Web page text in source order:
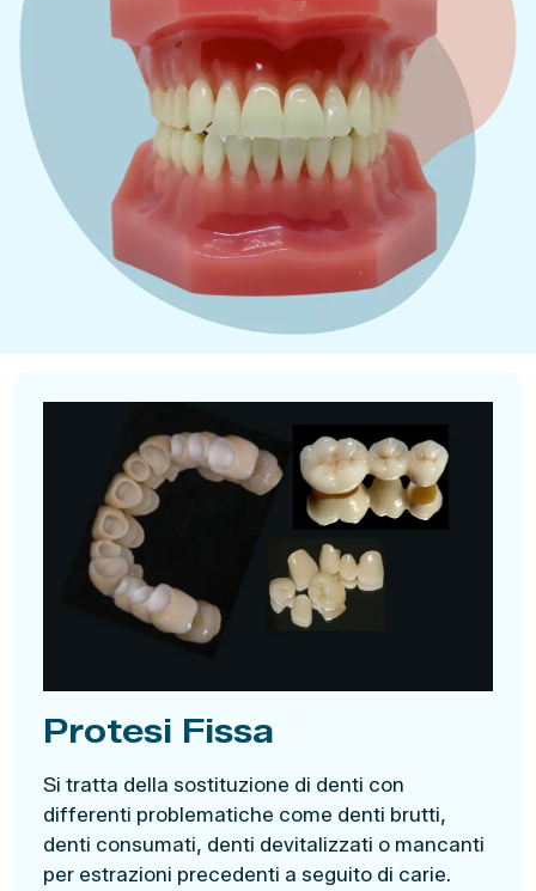
Protesi Fissa
Si tratta della sostituzione di denti con
differenti problematiche come denti brutti,
denti consumati, denti devitalizzati o mancanti
per estrazioni precedenti a seguito di carie.